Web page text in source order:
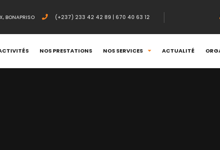
BONAPRISO (+237) 233 42 42 89 | 670 40 63 12
NOS PRESTATIONS NOS SERVICES ACTUALITÉ